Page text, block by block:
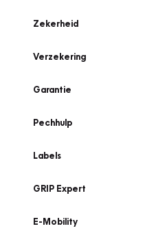
Zekerheid
Verzekering
Garantie
Pechhulp
Labels
GRIP Expert
E-Mobility